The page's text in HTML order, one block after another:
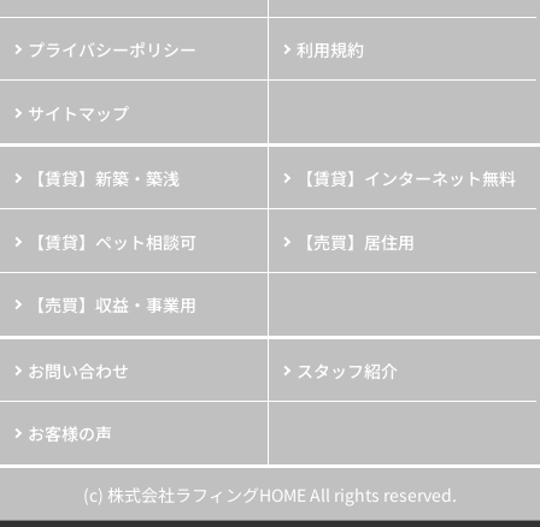
プライバシーポリシー 利用規約
サイトマップ
【賃貸】新築・築浅 【賃貸】インターネット無料
【賃貸】ペット相談可 【売買】居住用
【売買】収益・事業用
お問い合わせ スタッフ紹介
お客様の声
(c) 株式会社ラフィングHOME All rights reserved.